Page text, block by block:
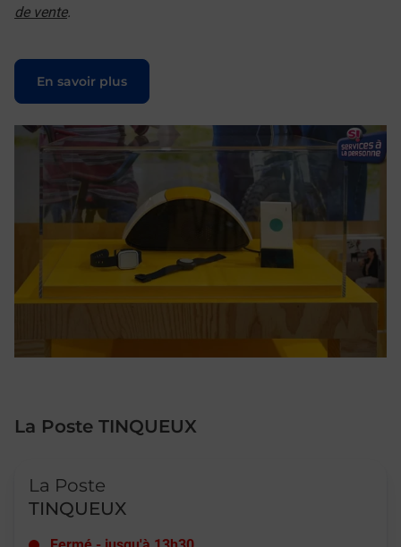
de vente.
En savoir plus
Le lien s'ouvre dans un nouvel onglet
La Poste TINQUEUX
La Poste
TINQUEUX